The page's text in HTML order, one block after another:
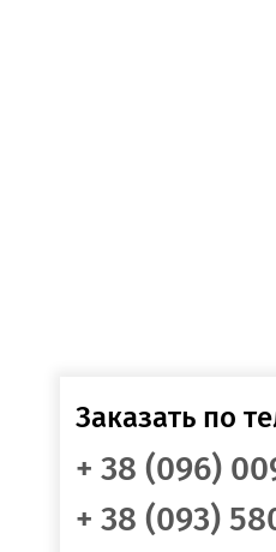
Заказать по
+ 38 (096)
+ 38 (093)